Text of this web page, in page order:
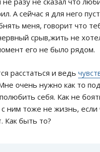
А сейчас я для него
меня, говорит что
срыв,жить не
его не было рядом.
расстаться и ведь
очень нужно как то
полюбить себя. Как не
ним тоже не жизнь, если
Как быть то?